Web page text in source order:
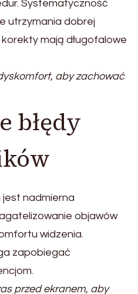
Systematyczność
utrzymania dobrej
mają długofalowe
aby zachować
błędy
nadmierna
objawów
widzenia.
zapobiegać
przed ekranem, aby